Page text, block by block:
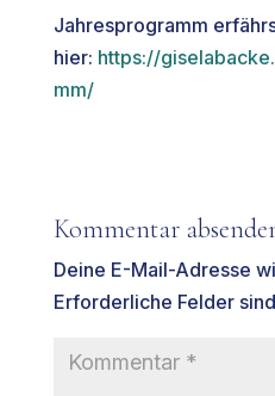
Jahresprogramm
hier: https://
mm/
Kommentar
Deine E-Mail-Adresse
Erforderliche Felder